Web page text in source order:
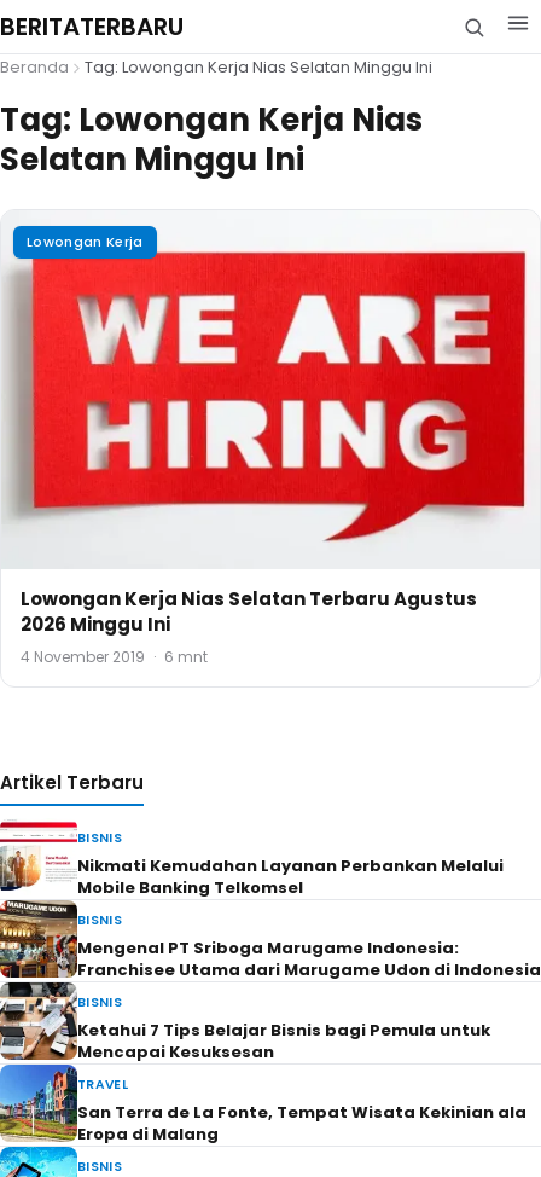
BERITATERBARU
Beranda Tag: Lowongan Kerja Nias Selatan Minggu Ini
Tag: Lowongan Kerja Nias
Selatan Minggu Ini
Lowongan Kerja
Lowongan Kerja Nias Selatan Terbaru Agustus
2026 Minggu Ini
4 November 2019 · 6 mnt
Artikel Terbaru
BISNIS
Nikmati Kemudahan Layanan Perbankan Melalui
Mobile Banking Telkomsel
BISNIS
Mengenal PT Sriboga Marugame Indonesia:
Franchisee Utama dari Marugame Udon di Indonesia
BISNIS
Ketahui 7 Tips Belajar Bisnis bagi Pemula untuk
Mencapai Kesuksesan
TRAVEL
San Terra de La Fonte, Tempat Wisata Kekinian ala
Eropa di Malang
BISNIS